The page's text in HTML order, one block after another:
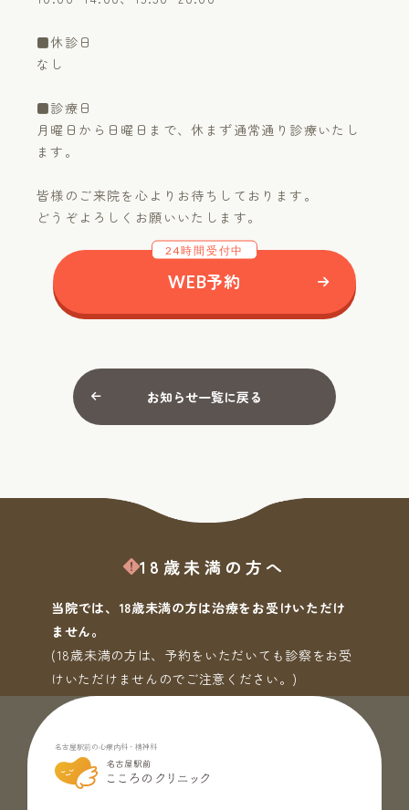
■休診日
なし
■診療日
月曜日から日曜日まで、休まず通常通り診療いたし
ます。
皆様のご来院を心よりお待ちしております。
どうぞよろしくお願いいたします。
24時間受付中
WEB予約
お知らせ一覧に戻る
18歳未満の方へ
当院では、18歳未満の方は治療をお受けいただけ
ません。
(18歳未満の方は、予約をいただいても診察をお受
けいただけませんのでご注意ください。)
名古屋駅前の心療内科・精神科